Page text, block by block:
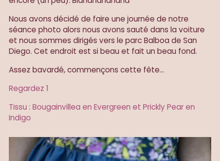
Nous avons décidé de faire une journée de notre
séance photo alors nous avons sauté dans la voiture
et nous sommes dirigés vers le parc Balboa de San
Diego. Cet endroit est si beau et fait un beau fond.
Assez bavardé, commençons cette fête...
Regardez 1
Tissu : Bougainvillea en Evergreen et Prickly Pear en
Indigo